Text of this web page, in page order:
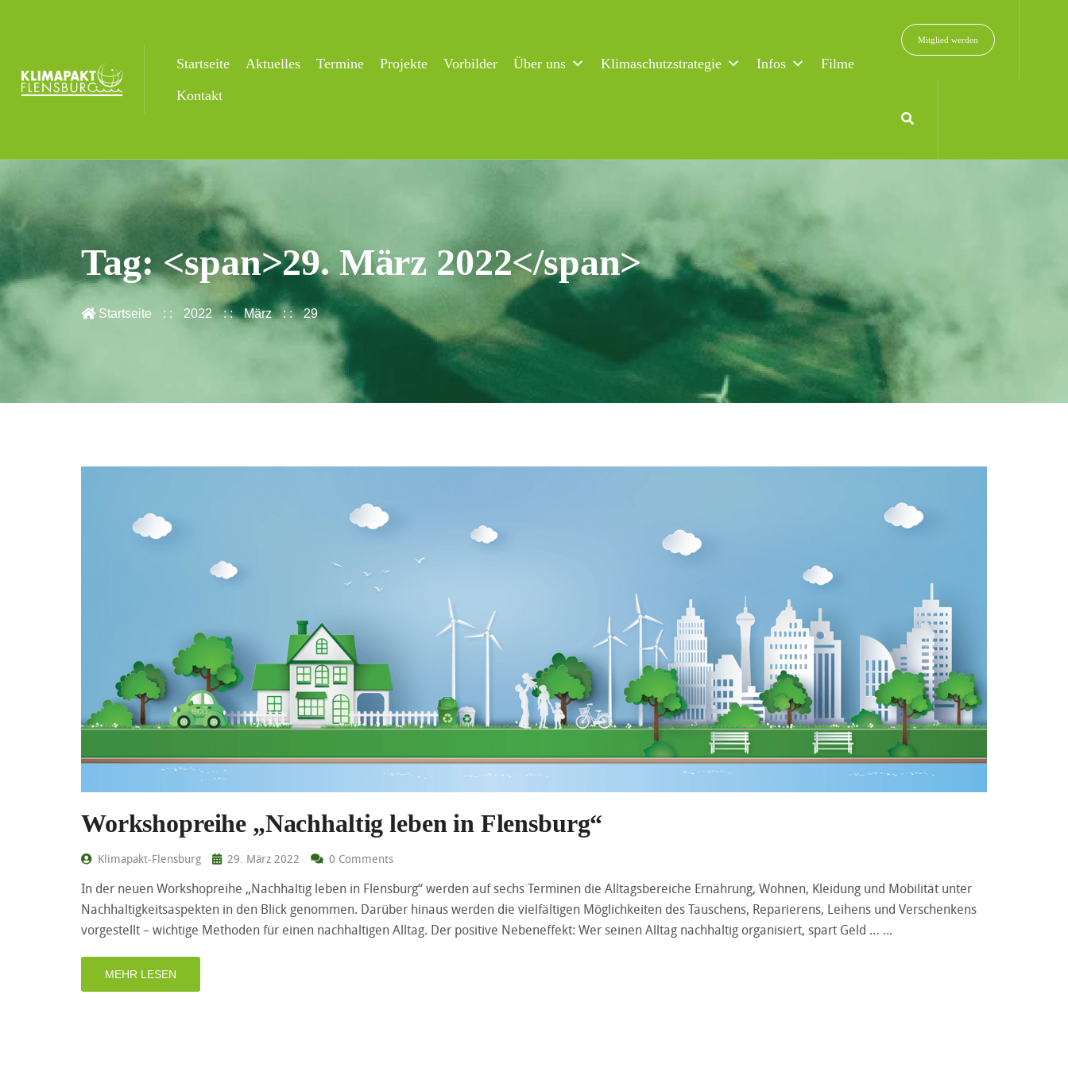
Startseite Aktuelles Termine Projekte Vorbilder Über uns Klimaschutzstrategie Infos
Filme
Kontakt
Mitglied werden
Tag: <span>29. März 2022</span>
Startseite 2022 März 29
Workshopreihe „Nachhaltig leben in Flensburg“
Klimapakt-Flensburg 29. März 2022 0 Comments
In der neuen Workshopreihe „Nachhaltig leben in Flensburg“ werden auf sechs Terminen die Alltagsbereiche Ernährung, Wohnen, Kleidung und Mobilität unter
Nachhaltigkeitsaspekten in den Blick genommen. Darüber hinaus werden die vielfältigen Möglichkeiten des Tauschens, Reparierens, Leihens und Verschenkens
vorgestellt – wichtige Methoden für einen nachhaltigen Alltag. Der positive Nebeneffekt: Wer seinen Alltag nachhaltig organisiert, spart Geld …
MEHR LESEN